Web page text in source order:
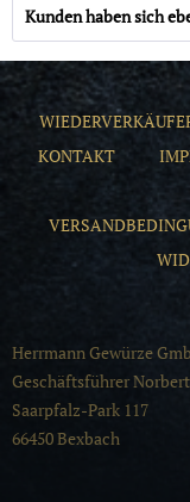
Kunden haben sich
KONTAKT
Herrmann Gewürze
Geschäftsführer
Saarpfalz-Park 117
66450 Bexbach